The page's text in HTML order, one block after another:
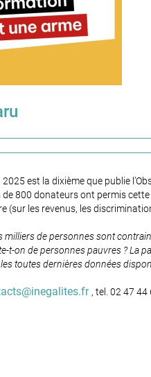
est la dixième que publie
800 donateurs ont permis
(sur les revenus, les
milliers de personnes sont
on de personnes pauvres ? La
toutes dernières données
, tel. 02 47 44